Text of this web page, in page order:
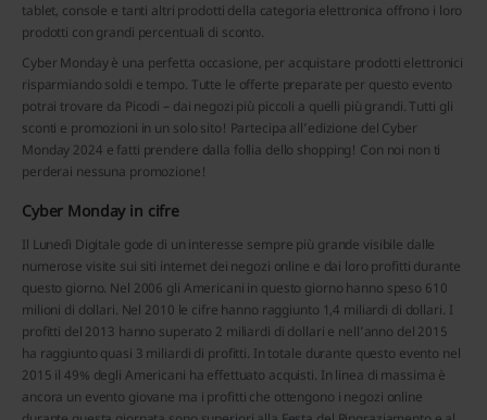
tablet, console e tanti altri prodotti della categoria elettronica offrono i loro
prodotti con grandi percentuali di sconto.
Cyber Monday è una perfetta occasione, per acquistare prodotti elettronici
risparmiando soldi e tempo. Tutte le offerte preparate per questo evento
potrai trovare da Picodi – dai negozi più piccoli a quelli più grandi. Tutti gli
sconti e promozioni in un solo sito! Partecipa all’edizione del Cyber
Monday 2024 e fatti prendere dalla follia dello shopping! Con noi non ti
perderai nessuna promozione!
Cyber Monday in cifre
Il Lunedì Digitale gode di un interesse sempre più grande visibile dalle
numerose visite sui siti internet dei negozi online e dai loro profitti durante
questo giorno. Nel 2006 gli Americani in questo giorno hanno speso 610
milioni di dollari. Nel 2010 le cifre hanno raggiunto 1,4 miliardi di dollari. I
profitti del 2013 hanno superato 2 miliardi di dollari e nell’anno del 2015
ha raggiunto quasi 3 miliardi di profitti. In totale durante questo evento nel
2015 il 49% degli Americani ha effettuato acquisti. In linea di massima è
ancora un evento giovane ma i profitti che ottengono i negozi online